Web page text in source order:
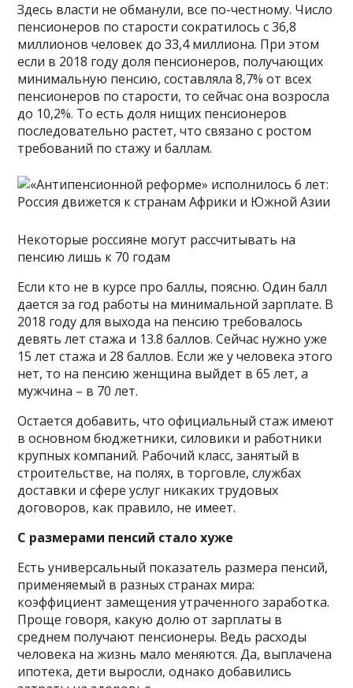
Здесь власти не обманули, все по-честному. Число
пенсионеров по старости сократилось с 36,8
миллионов человек до 33,4 миллиона. При этом
если в 2018 году доля пенсионеров, получающих
минимальную пенсию, составляла 8,7% от всех
пенсионеров по старости, то сейчас она возросла
до 10,2%. То есть доля нищих пенсионеров
последовательно растет, что связано с ростом
требований по стажу и баллам.
Некоторые россияне могут рассчитывать на
пенсию лишь к 70 годам
Если кто не в курсе про баллы, поясню. Один балл
дается за год работы на минимальной зарплате. В
2018 году для выхода на пенсию требовалось
девять лет стажа и 13.8 баллов. Сейчас нужно уже
15 лет стажа и 28 баллов. Если же у человека этого
нет, то на пенсию женщина выйдет в 65 лет, а
мужчина – в 70 лет.
Остается добавить, что официальный стаж имеют
в основном бюджетники, силовики и работники
крупных компаний. Рабочий класс, занятый в
строительстве, на полях, в торговле, службах
доставки и сфере услуг никаких трудовых
договоров, как правило, не имеет.
С размерами пенсий стало хуже
Есть универсальный показатель размера пенсий,
применяемый в разных странах мира:
коэффициент замещения утраченного заработка.
Проще говоря, какую долю от зарплаты в
среднем получают пенсионеры. Ведь расходы
человека на жизнь мало меняются. Да, выплачена
ипотека, дети выросли, однако добавились